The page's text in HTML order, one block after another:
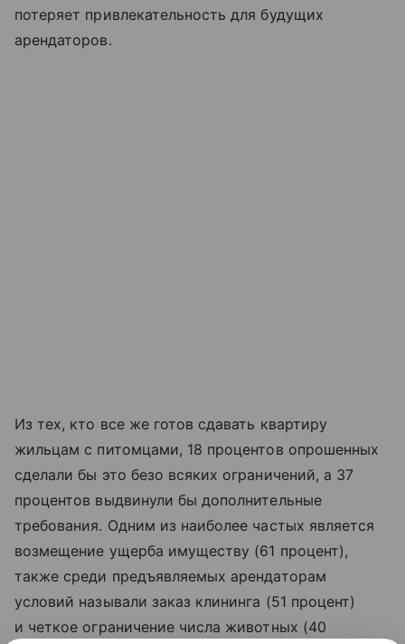
потеряет привлекательность для будущих
арендаторов.
Из тех, кто все же готов сдавать квартиру
жильцам с питомцами, 18 процентов опрошенных
сделали бы это безо всяких ограничений, а 37
процентов выдвинули бы дополнительные
требования. Одним из наиболее частых является
возмещение ущерба имуществу (61 процент),
также среди предъявляемых арендаторам
условий называли заказ клининга (51 процент)
и четкое ограничение числа животных (40